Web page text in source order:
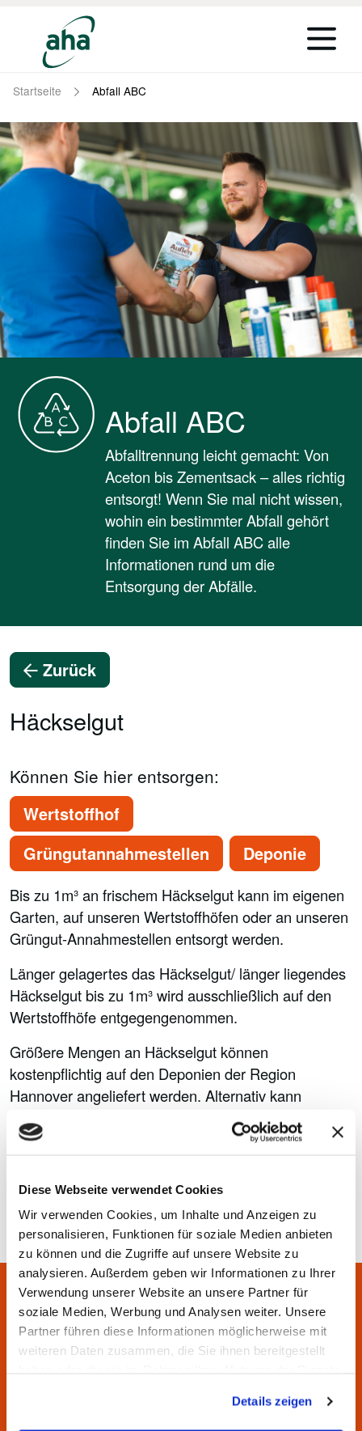
Diese Webseite verwendet Cookies
Wir verwenden Cookies, um Inhalte und Anzeigen zu
personalisieren, Funktionen für soziale Medien anbieten
zu können und die Zugriffe auf unsere Website zu
analysieren. Außerdem geben wir Informationen zu Ihrer
Verwendung unserer Website an unsere Partner für
soziale Medien, Werbung und Analysen weiter. Unsere
Partner führen diese Informationen möglicherweise mit
weiteren Daten zusammen, die Sie ihnen bereitgestellt
Details zeigen
Startseite Abfall ABC
Abfall ABC
Abfalltrennung leicht gemacht: Von
Aceton bis Zementsack – alles richtig
entsorgt! Wenn Sie mal nicht wissen,
wohin ein bestimmter Abfall gehört
finden Sie im Abfall ABC alle
Informationen rund um die
Entsorgung der Abfälle.
Zurück
Häckselgut
Können Sie hier entsorgen:
Wertstoffhof
Grüngutannahmestellen
Deponie
Bis zu 1m³ an frischem Häckselgut kann im eigenen
Garten, auf unseren Wertstoffhöfen oder an unseren
Grüngut-Annahmestellen entsorgt werden.
Länger gelagertes das Häckselgut/ länger liegendes
Häckselgut bis zu 1m³ wird ausschließlich auf den
Wertstoffhöfe entgegengenommen.
Größere Mengen an Häckselgut können
kostenpflichtig auf den Deponien der Region
Hannover angeliefert werden. Alternativ kann
Häckselgut auch auf dem eigenen Grundstück
Kompostiert werden.
Sie haben Fragen? Wir helfen
Ihnen gern.
Montag bis Donnerstag von 7:00 bis 16:30 Uhr